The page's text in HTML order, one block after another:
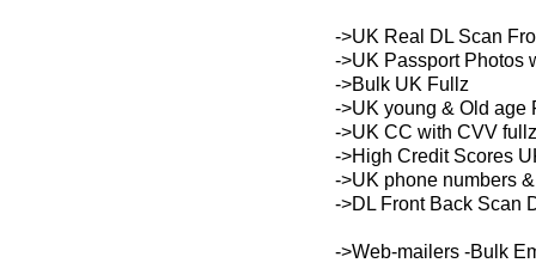
->UK Real DL Scan
->UK Passport Photos
->Bulk UK Fullz
->UK young & Old age
->UK CC with CVV fullz
->High Credit Scores
->UK phone numbers
->DL Front Back Scan
->Web-mailers -Bulk